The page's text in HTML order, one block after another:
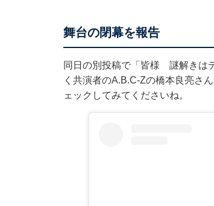
舞台の閉幕を報告
同日の別投稿で「皆様 謎解きは
く共演者のA.B.C-Zの橋本良亮さ
ェックしてみてくださいね。